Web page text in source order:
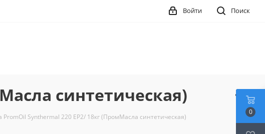
Поиск
Войти
синтетическая)
PromOil Synthermal 220 EP2/ 18кг (ПромМасла синтетическая)
0